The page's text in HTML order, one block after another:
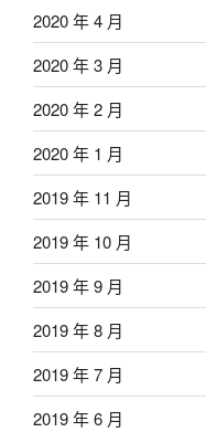
2020 年 4 月
2020 年 3 月
2020 年 2 月
2020 年 1 月
2019 年 11 月
2019 年 10 月
2019 年 9 月
2019 年 8 月
2019 年 7 月
2019 年 6 月